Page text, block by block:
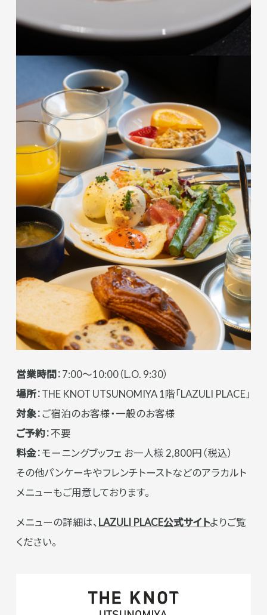
営業時間：7:00～10:00（L.O. 9:30）
場所：THE KNOT UTSUNOMIYA 1階「LAZULI PLACE」
対象：ご宿泊のお客様・一般のお客様
ご予約：不要
料金：モーニングブッフェ お一人様 2,800円（税込）
その他パンケーキやフレンチトーストなどのアラカルト
メニューもご用意しております。
メニューの詳細は、 LAZULI PLACE公式サイトよりご覧
ください。